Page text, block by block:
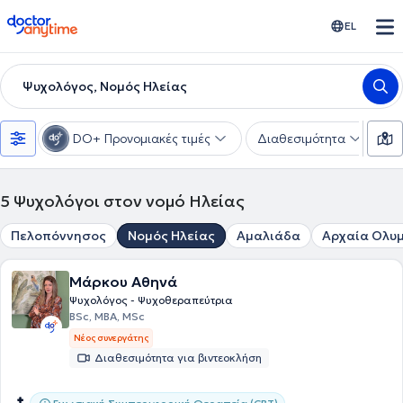
doctoranytime EL
Ψυχολόγος, Νομός Ηλείας
DO+ Προνομιακές τιμές Διαθεσιμότητα
5 Ψυχολόγοι στον νομό Ηλείας
Πελοπόννησος Νομός Ηλείας Αμαλιάδα Αρχαία
Μάρκου Αθηνά
Ψυχολόγος - Ψυχοθεραπεύτρια
BSc, MBA, MSc
Νέος συνεργάτης
Διαθεσιμότητα για βιντεοκλήση